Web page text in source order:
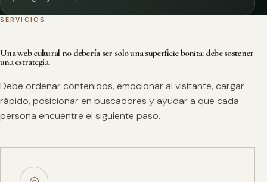
SERVICIOS
Una web cultural no debería ser solo una superficie bonita: debe sostener
una estrategia.
Debe ordenar contenidos, emocionar al visitante, cargar
rápido, posicionar en buscadores y ayudar a que cada
persona encuentre el siguiente paso.